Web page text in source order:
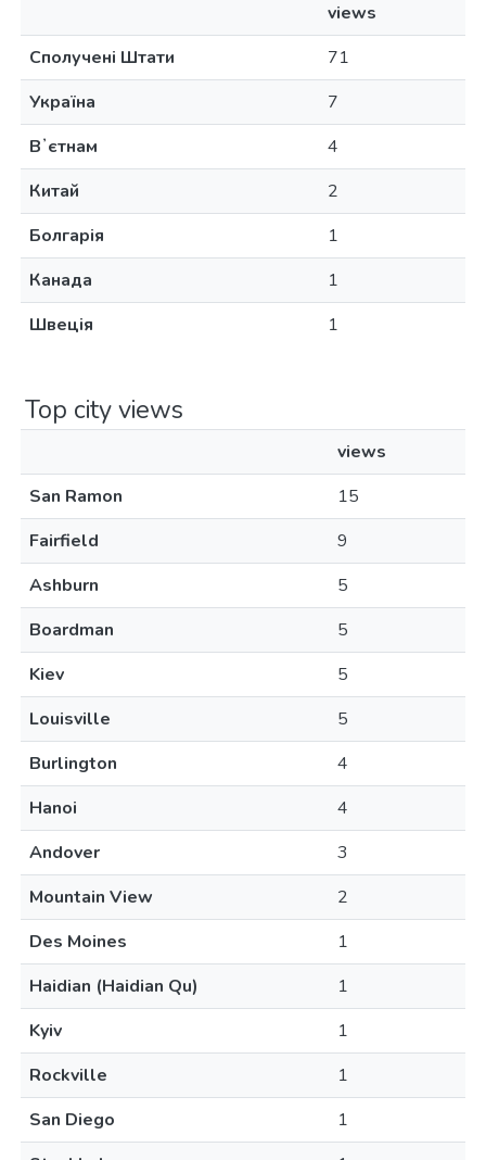
views
Сполучені Штати
71
Україна
7
Вʼєтнам
4
Китай
2
Болгарія
1
Канада
1
Швеція
1
Top city views
views
San Ramon
15
Fairfield
9
Ashburn
5
Boardman
5
Kiev
5
Louisville
5
Burlington
4
Hanoi
4
Andover
3
Mountain View
2
Des Moines
1
Haidian (Haidian Qu)
1
Kyiv
1
Rockville
1
San Diego
1